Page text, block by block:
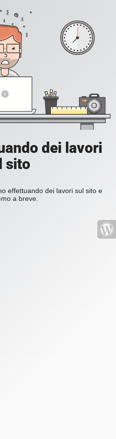
dei lavori
sito
effettuando dei lavori sul sito e
a breve.